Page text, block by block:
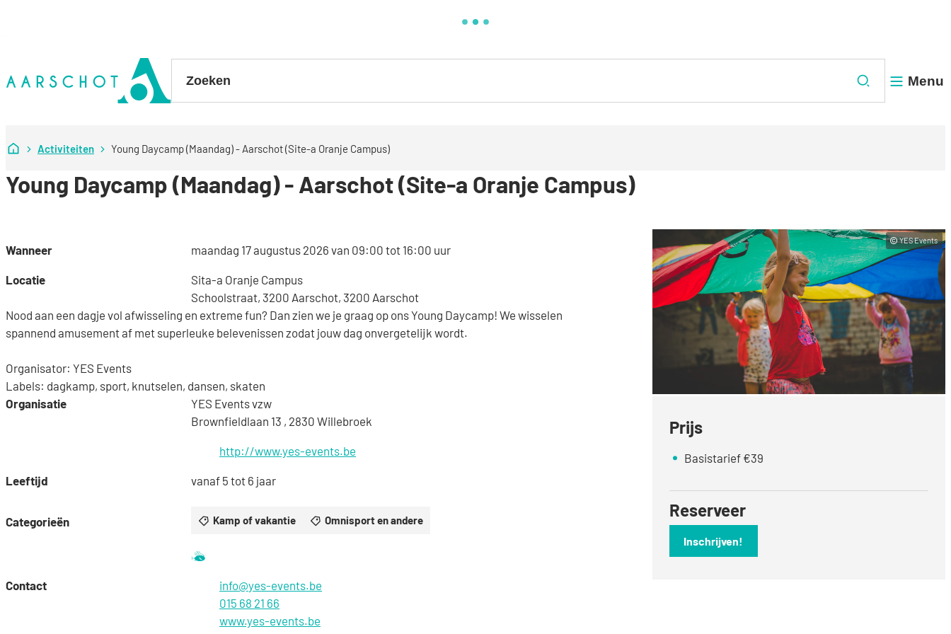
Zoeken Menu
Startpagina
Activiteiten Young Daycamp (Maandag) - Aarschot (Site-a Oranje Campus)
Young Daycamp (Maandag) - Aarschot (Site-a Oranje Campus)
Wanneer maandag 17 augustus 2026 van 09:00 tot 16:00 uur
Locatie
Sita-a Oranje Campus
Schoolstraat, 3200 Aarschot, 3200 Aarschot
Nood aan een dagje vol afwisseling en extreme fun? Dan zien we je graag op ons Young Daycamp! We wisselen
spannend amusement af met superleuke belevenissen zodat jouw dag onvergetelijk wordt.
Organisator: YES Events
Labels: dagkamp, sport, knutselen, dansen, skaten
Organisatie
YES Events vzw
Brownfieldlaan 13 , 2830 Willebroek
Websitehttp://www.yes-events.be
Leeftijd vanaf 5 tot 6 jaar
Categorieën Kamp of vakantie Omnisport en andere
Contact E-mailinfo@yes-events.be
015 68 21 66‬
Websitewww.yes-events.be
YES Events
Prijs
Basistarief €39
Reserveer
Inschrijven!